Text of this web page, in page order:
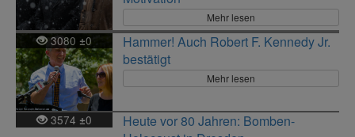
Mehr lesen
3080 ±0
Hammer! Auch Robert F. Kennedy Jr.
bestätigt
Mehr lesen
3574 ±0
Heute vor 80 Jahren: Bomben-